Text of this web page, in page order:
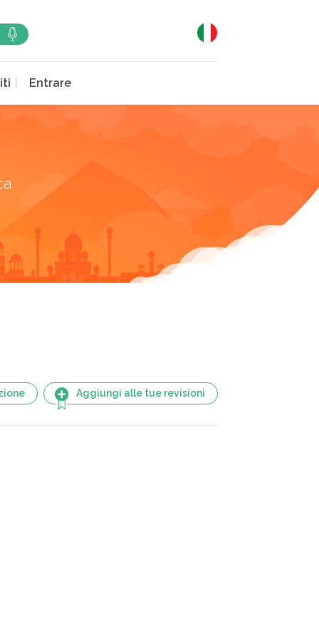
Entrare
Aggiungi alle tue revisioni